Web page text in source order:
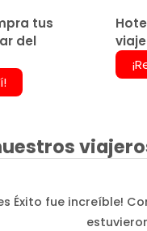
tus
del
Éxito fue increíble!